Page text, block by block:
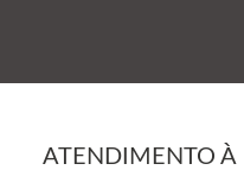
ATENDIMENTO À